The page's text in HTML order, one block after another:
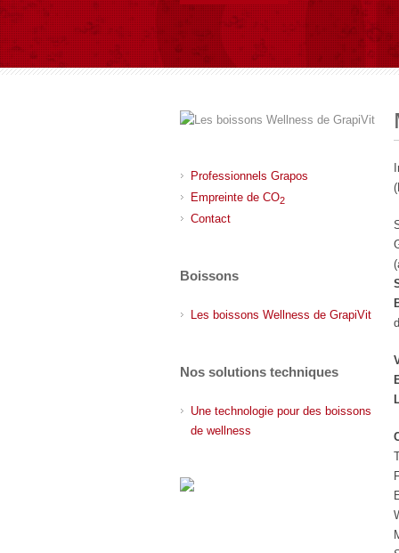
Professionnels Grapos
Empreinte de CO2
Contact
Boissons
Les boissons Wellness de GrapiVit
Nos solutions techniques
Une technologie pour des boissons
de wellness